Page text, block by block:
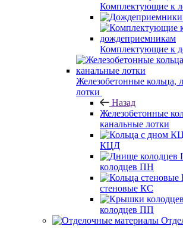
Комплектующие к
Комплектующие к
Железобетонные кольца,
лотки
Назад
Железобетонные
канальные лотки
КЦД
колодцев ПН
стеновые КС
колодцев ПП